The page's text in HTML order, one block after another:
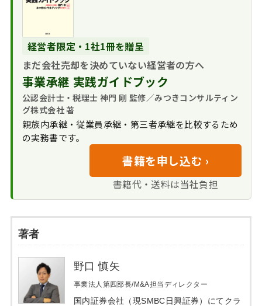
経営者限定・1社1冊を贈呈
まだ会社売却を決めていない経営者の方へ
事業承継 実践ガイドブック
公認会計士・税理士 神門 剛 監修／みつきコンサルティン
グ株式会社 著
親族内承継・従業員承継・第三者承継を比較するため
の実務書です。
書籍を申し込む ›
書籍代・送料は当社負担
著者
野口 慎矢
事業法人第四部長/M&A担当ディレクター
国内証券会社（現SMBC日興証券）にてクラ